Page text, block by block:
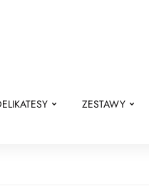
ZESTAWY